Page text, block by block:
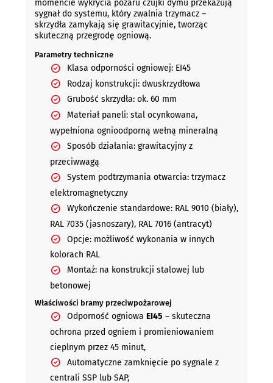
momencie wykrycia pożaru czujki dymu przekazują
sygnał do systemu, który zwalnia trzymacz –
skrzydła zamykają się grawitacyjnie, tworząc
skuteczną przegrodę ogniową.
Parametry techniczne
Klasa odporności ogniowej: EI45
Rodzaj konstrukcji: dwuskrzydłowa
Grubość skrzydła: ok. 60 mm
Materiał paneli: stal ocynkowana,
wypełniona ognioodporną wełną mineralną
Sposób działania: grawitacyjny z
przeciwwagą
System podtrzymania otwarcia: trzymacz
elektromagnetyczny
Wykończenie standardowe: RAL 9010 (biały),
RAL 7035 (jasnoszary), RAL 7016 (antracyt)
Opcje: możliwość wykonania w innych
kolorach RAL
Montaż: na konstrukcji stalowej lub
betonowej
Właściwości bramy przeciwpożarowej
Odporność ogniowa EI45 – skuteczna
ochrona przed ogniem i promieniowaniem
cieplnym przez 45 minut,
Automatyczne zamknięcie po sygnale z
centrali SSP lub SAP,